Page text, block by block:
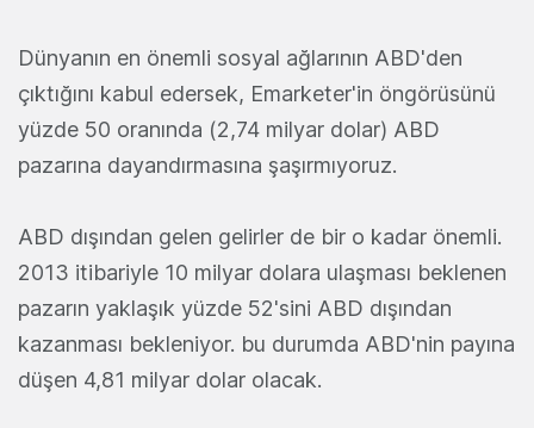
Dünyanın en önemli sosyal ağlarının ABD'den
çıktığını kabul edersek, Emarketer'in öngörüsünü
yüzde 50 oranında (2,74 milyar dolar) ABD
pazarına dayandırmasına şaşırmıyoruz.
ABD dışından gelen gelirler de bir o kadar önemli.
2013 itibariyle 10 milyar dolara ulaşması beklenen
pazarın yaklaşık yüzde 52'sini ABD dışından
kazanması bekleniyor. bu durumda ABD'nin payına
düşen 4,81 milyar dolar olacak.